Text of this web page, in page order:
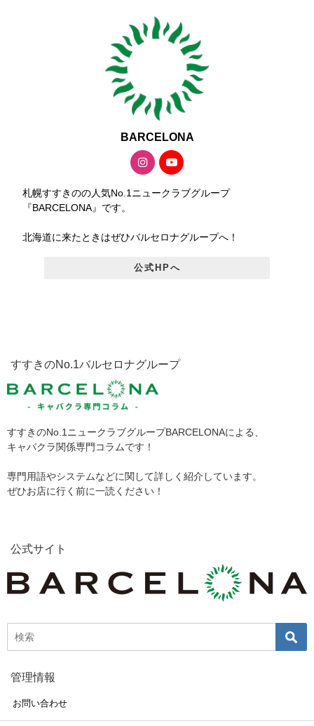
BARCELONA
札幌すすきのの人気No.1ニュークラブグループ
『BARCELONA』です。
北海道に来たときはぜひバルセロナグループへ！
公式HPへ
すすきのNo.1バルセロナグループ
すすきのNo.1ニュークラブグループBARCELONAによる、
キャバクラ関係専門コラムです！
専門用語やシステムなどに関して詳しく紹介しています。
ぜひお店に行く前に一読ください！
公式サイト
管理情報
お問い合わせ